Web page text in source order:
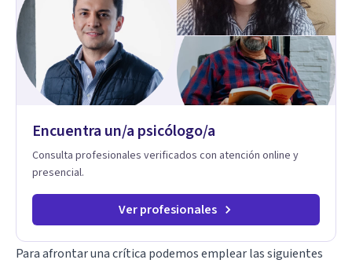
Encuentra un/a psicólogo/a
Consulta profesionales verificados con atención online y
presencial.
Ver profesionales
Para afrontar una crítica podemos emplear las siguientes